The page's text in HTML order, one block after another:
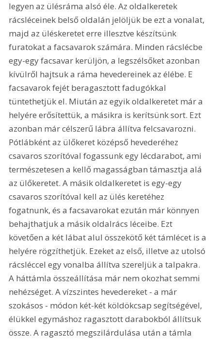
legyen az ülésráma alsó éle. Az oldalkeretek
rácsléceinek belső oldalán jelöljük be ezt a vonalat,
majd az üléskeretet erre illesztve készítsünk
furatokat a facsavarok számára. Minden rácslécbe
egy-egy facsavar kerüljön, a legszélsőket azonban
kívülről hajtsuk a ráma hevedereinek az élébe. E
facsavarok fejét beragasztott fadugókkal
tüntethetjük el. Miután az egyik oldalkeretet már a
helyére erősítettük, a másikra is kerítsünk sort. Ezt
azonban már célszerű lábra állítva felcsavarozni.
Pótlábként az ülőkeret középső hevederéhez
csavaros szorítóval fogassunk egy lécdarabot, ami
természetesen a kellő magasságban támasztja alá
az ülőkeretet. A másik oldalkeretet is egy-egy
csavaros szorítóval kell az ülés keretéhez
fogatnunk, és a facsavarokat ezután már könnyen
behajthatjuk a másik oldalrács léceibe. Ezt
követően a két lábat alul összekötő két támlécet is a
helyére rögzíthetjük. Ezeket az első, illetve az utolsó
rácsléccel egy vonalba állítva szereljük a talpakra.
A háttámla összeállítása már nem okozhat semmi
nehézséget. A vízszintes hevedereket - a már
szokásos - módon két-két köldökcsap segítségével,
élükkel egymáshoz ragasztott darabokból állítsuk
össze. A ragasztó megszilárdulása után a támla